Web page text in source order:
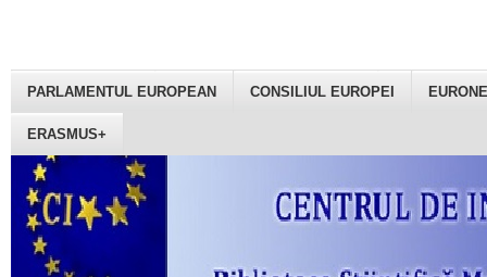
PARLAMENTUL EUROPEAN CONSILIUL EUROPEI
ERASMUS+